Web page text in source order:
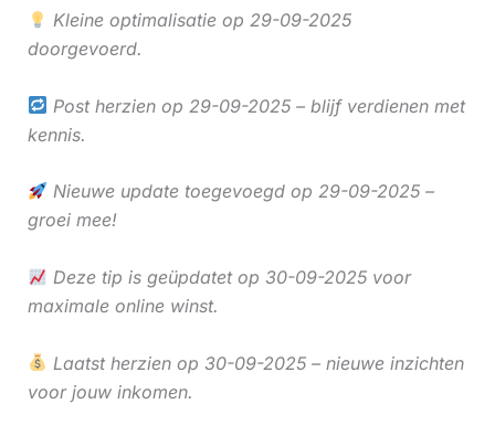
Kleine optimalisatie op 29-09-2025
doorgevoerd.
Post herzien op 29-09-2025 – blijf verdienen met
kennis.
Nieuwe update toegevoegd op 29-09-2025 –
groei mee!
Deze tip is geüpdatet op 30-09-2025 voor
maximale online winst.
Laatst herzien op 30-09-2025 – nieuwe inzichten
voor jouw inkomen.